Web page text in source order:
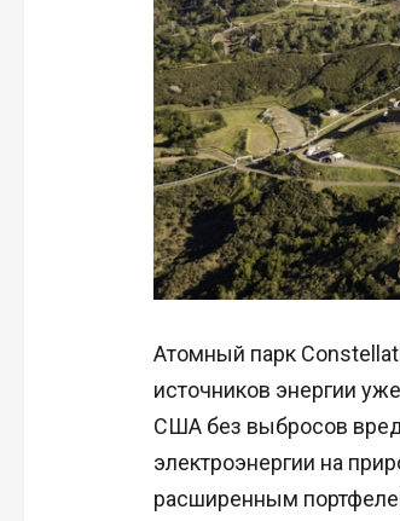
Атомный парк
источников энергии
США без выбросов
электроэнергии на
расширенным